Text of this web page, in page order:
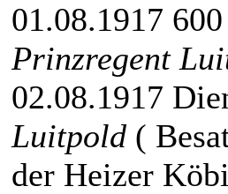
01.08.1917
Prinzregent
02.08.1917
Luitpold (
der Heizer